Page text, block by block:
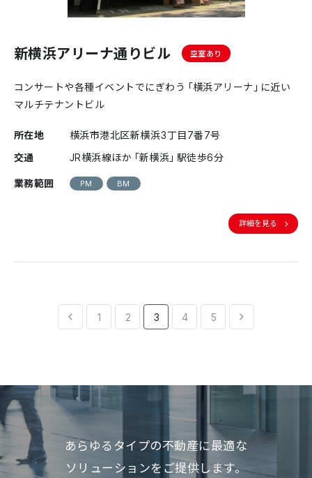
新横浜アリーナ通りビル 空室あり
コンサートや各種イベントでにぎわう「横浜アリーナ」に近い
マルチテナントビル
所在地
横浜市港北区新横浜3丁目7番7号
交通
JR横浜線ほか「新横浜」駅徒歩6分
業務範囲
PM BM
詳細を見る
1 2 3 4 5
あらゆるタイプの不動産に最適な
ソリューションをご提供します。